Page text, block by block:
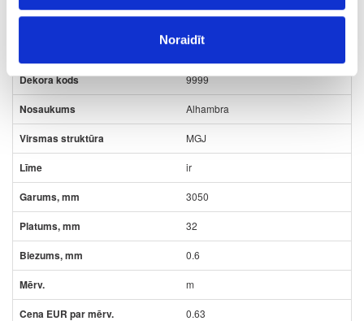
Noraidīt
9999
Alhambra
MGJ
ir
3050
32
0.6
m
0.63